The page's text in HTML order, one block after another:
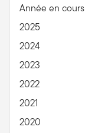
Année en cours
2025
2024
2023
2022
2021
2020